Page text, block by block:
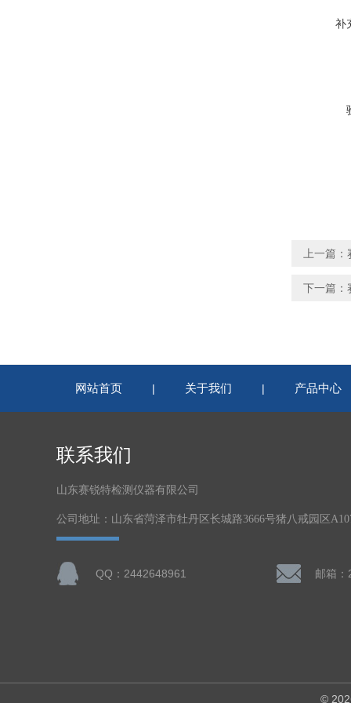
补
上一篇：
下一篇：
网站首页 | 关于我们 | 产品中心
联系我们
山东赛锐特检测仪器有限公司
公司地址：山东省菏泽市牡丹区长城路3666号猪八戒园区
QQ：2442648961 邮箱
©